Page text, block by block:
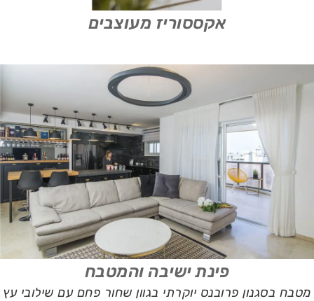
אקססוריז מעוצבים
פינת ישיבה והמטבח
מטבח בסגנון פרובנס יוקרתי בגוון שחור פחם עם שילובי עץ